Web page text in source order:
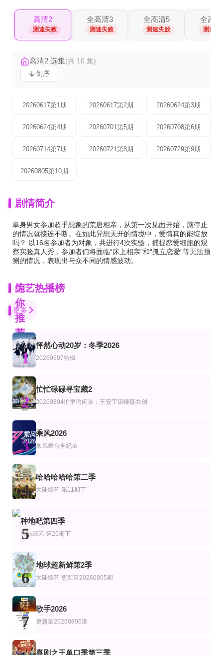
高清2
测速失败
全高清3
测速失败
全高清5
测速失败
全高
测速失
高清2 选集(共 10 集)
倒序
20260617第1期 20260617第2期 20260624第3期
20260624第4期 20260701第5期 20260708第6期
20260714第7期 20260721第8期 20260729第9期
20260805第10期
剧情简介
单身男女参加超乎想象的荒唐相亲，从第一次见面开始，脑停止
的情况就接连不断。在如此异想天开的情境中，爱情真的能绽放
吗？ 以16名参加者为对象，共进行4次实验，捕捉恋爱细胞的观
察实验真人秀，参加者们将面临“床上相亲”和“孤立恋爱”等无法预
测的情况，表现出与众不同的情感波动。
为
你
推
荐
更新至第03集
2020湖南卫视中秋之夜
更新至06集
卧底厨神
金喜泰,郑智善,权圣晙,金风
第10期完结
最后通牒：不结就分第四季
更新至第2集
香港小姐湘遇记
更新至20241201期
忙忙碌碌寻宝藏
第25集
Tastys正在大放异彩.第二季
完结
怪奇谜案限时破第二季
李龙真,朴成奎,李惠利,金道勋,刘知珉,愼嘉庀
第1集完结
八仙过海
第12期
打榜日记
李希侃,陆定昊,秦奋,周锐,钱正昊
第1期陪看上
心动的信号第9季
薛凯琪,杨超越,代旭,杜海涛,张纯烨
第1期
我剩下的恋爱
李世荣,郑容和,李硕珉,崔叡娜
第4期
野狗骨头，意犹未尽
宋威龙,张婧仪
第4期
GNZ48十周年《拾忆》纪念片
第2集
时尚芭莎.闲聊
连载中 连载到2期
家乡美食大赛
黄晓明 李维嘉 沈梦辰 王霏霏 孟佳 金莎 孙丞潇 李斯丹妮 敖子逸 林述巍 董克
综艺热播榜
更多
1
怦然心动20岁：冬季2026
20260607特辑
2
忙忙碌碌寻宝藏2
20260804忙里偷闲录：王安宇田曦薇共创
3
乘风2026
乘风舞台全纪录
4
哈哈哈哈哈第二季
大陆综艺 第11期下
5
种地吧第四季
大陆综艺 第26期下
6
地球超新鲜第2季
大陆综艺 更新至20260805期
7
歌手2026
更新至20260806期
喜剧之王单口季第三季